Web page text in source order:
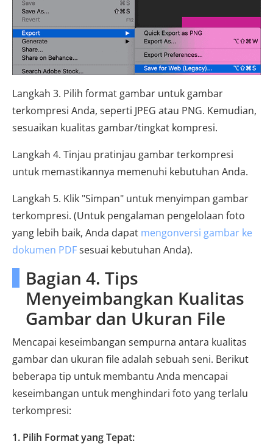
Langkah 3. Pilih format gambar untuk gambar
terkompresi Anda, seperti JPEG atau PNG. Kemudian,
sesuaikan kualitas gambar/tingkat kompresi.
Langkah 4. Tinjau pratinjau gambar terkompresi
untuk memastikannya memenuhi kebutuhan Anda.
Langkah 5. Klik "Simpan" untuk menyimpan gambar
terkompresi. (Untuk pengalaman pengelolaan foto
yang lebih baik, Anda dapat mengonversi gambar ke
dokumen PDFsesuai kebutuhan Anda).
Bagian 4. Tips
Menyeimbangkan Kualitas
Gambar dan Ukuran File
Mencapai keseimbangan sempurna antara kualitas
gambar dan ukuran file adalah sebuah seni. Berikut
beberapa tip untuk membantu Anda mencapai
keseimbangan untuk menghindari foto yang terlalu
terkompresi:
1. Pilih Format yang Tepat: